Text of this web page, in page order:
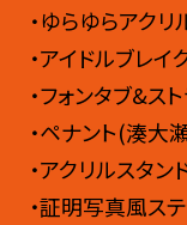
・ゆらゆらアク
・アイドルブレ
・フォンタブ&ス
・ペナント(湊大
・アクリルスタ
・証明写真風ス